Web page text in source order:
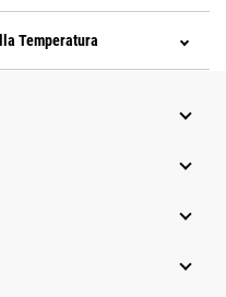
Temperatura